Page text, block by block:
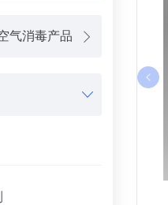
气消毒产品